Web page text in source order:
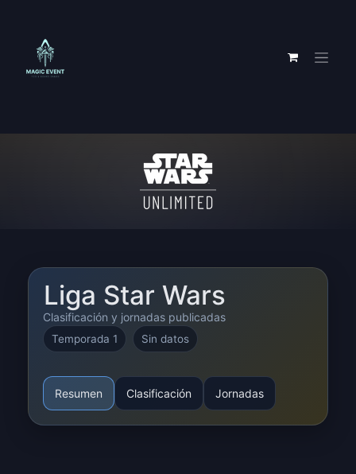
Liga Star Wars
Clasificación y jornadas publicadas
Temporada 1 Sin datos
Resumen Clasificación Jornadas